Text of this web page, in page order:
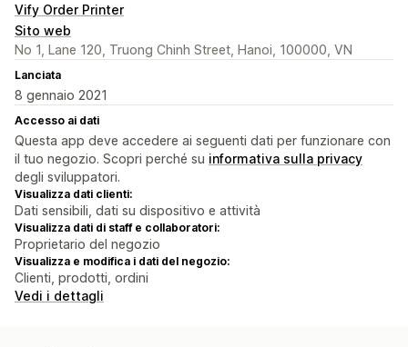
Vify Order Printer
Sito web
No 1, Lane 120, Truong Chinh Street, Hanoi, 100000, VN
Lanciata
8 gennaio 2021
Accesso ai dati
Questa app deve accedere ai seguenti dati per funzionare con
il tuo negozio. Scopri perché su informativa sulla privacy
degli sviluppatori.
Visualizza dati clienti:
Dati sensibili, dati su dispositivo e attività
Visualizza dati di staff e collaboratori:
Proprietario del negozio
Visualizza e modifica i dati del negozio:
Clienti, prodotti, ordini
Vedi i dettagli